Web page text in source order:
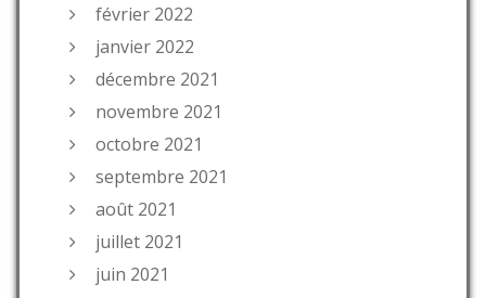
février 2022
janvier 2022
décembre 2021
novembre 2021
octobre 2021
septembre 2021
août 2021
juillet 2021
juin 2021